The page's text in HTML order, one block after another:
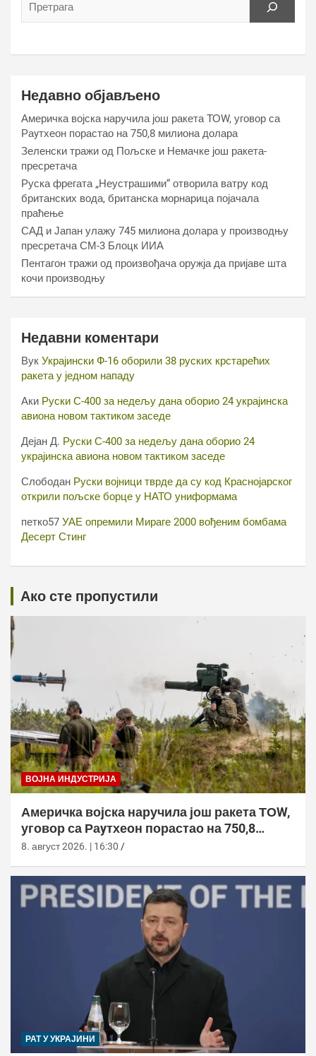
Недавно објављено
Америчка војска наручила још ракета ТОW, уговор са
Раyтхеон порастао на 750,8 милиона долара
Зеленски тражи од Пољске и Немачке још ракета-
пресретача
Руска фрегата „Неустрашими“ отворила ватру код
британских вода, британска морнарица појачала
праћење
САД и Јапан улажу 745 милиона долара у производњу
пресретача СМ-3 Блоцк ИИА
Пентагон тражи од произвођача оружја да пријаве шта
кочи производњу
Недавни коментари
Вук Украјински Ф-16 оборили 38 руских крстарећих
ракета у једном нападу
Аки Руски С-400 за недељу дана оборио 24 украјинска
авиона новом тактиком заседе
Дејан Д. Руски С-400 за недељу дана оборио 24
украјинска авиона новом тактиком заседе
Слободан Руски војници тврде да су код Краснојарског
открили пољске борце у НАТО униформама
петко57 УАЕ опремили Мираге 2000 вођеним бомбама
Десерт Стинг
Ако сте пропустили
ВОЈНА ИНДУСТРИЈА
Америчка војска наручила још ракета ТОW,
уговор са Раyтхеон порастао на 750,8
милиона долара
8. август 2026. | 16:30
РАТ У УКРАЈИНИ